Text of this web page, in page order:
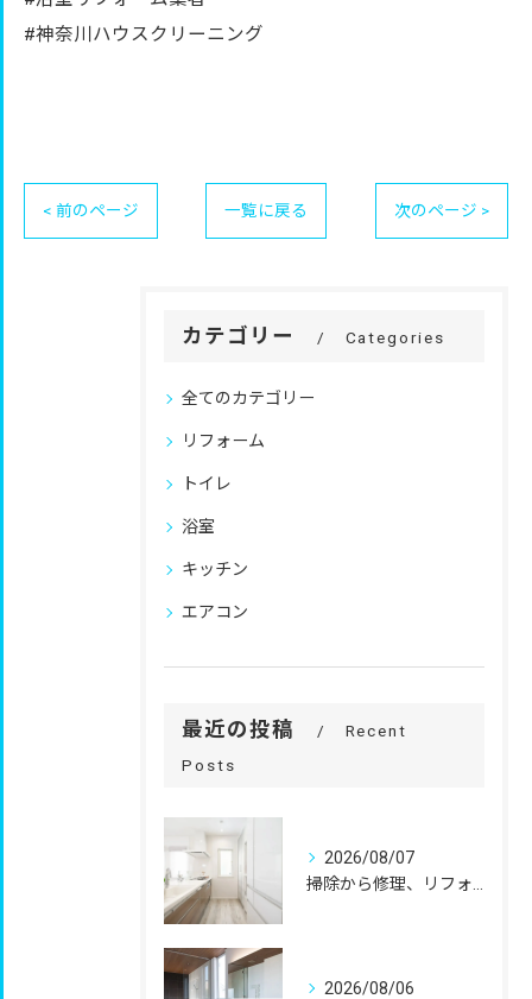
#神奈川ハウスクリーニング
< 前のページ 一覧に戻る 次のページ >
カテゴリー Categories
全てのカテゴリー
リフォーム
トイレ
浴室
キッチン
エアコン
最近の投稿
Recent
Posts
2026/08/07
2026/08/06